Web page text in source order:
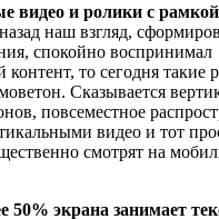
видео и ролики с
наш взгляд,
спокойно воспринимал
контент, то сегодня
Сказывается
повсеместное
видео и тот
смотрят на
50% экрана занимает